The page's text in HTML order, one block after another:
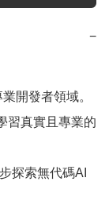
−
開發者領域。
習真實且專業的
探索無代碼AI